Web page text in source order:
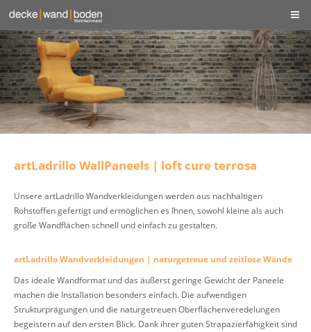
artLadrillo WallPaneels | loft cure terrosa
Unsere artLadrillo Wandverkleidungen werden aus nachhaltigen
Rohstoffen gefertigt und ermöglichen es Ihnen, sowohl kleine als auch
große Wandflächen schnell und einfach zu gestalten.
artLadrillo Wandverkleidungen | naturgetreue und zeitlose Wände
Das ideale Wandformat und das äußerst geringe Gewicht der Paneele
machen die Installation besonders einfach. Die aufwendigen
Strukturprägungen und die naturgetreuen Oberflächenveredelungen
begeistern auf den ersten Blick. Dank ihrer guten Strapazierfähigkeit sind